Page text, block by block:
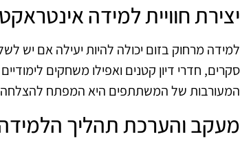
יצירת חוויית למידה
למידה מרחוק בזום יכולה להיות יעילה אם יש
סקרים, חדרי דיון קטנים ואפילו משחקים
המעורבות של המשתתפים היא המפתח להצלחה,
מעקב והערכת תהליך